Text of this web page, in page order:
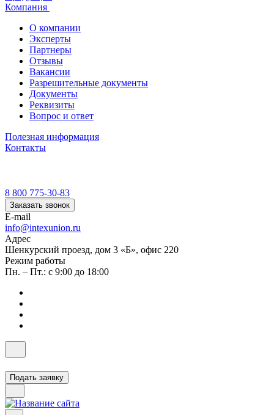
Компания
О компании
Эксперты
Партнеры
Отзывы
Вакансии
Разрешительные документы
Документы
Реквизиты
Вопрос и ответ
Полезная информация
Контакты
8 800 775-30-83
Заказать звонок
E-mail
info@intexunion.ru
Адрес
Шенкурский проезд, дом 3 «Б», офис 220
Режим работы
Пн. – Пт.: с 9:00 до 18:00
Подать заявку